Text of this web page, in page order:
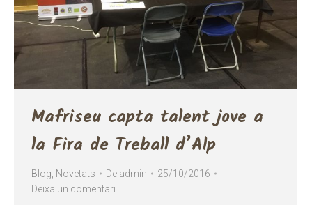
Mafriseu capta talent jove a
la Fira de Treball d’Alp
Blog, Novetats De admin
25/10/2016
Deixa un comentari